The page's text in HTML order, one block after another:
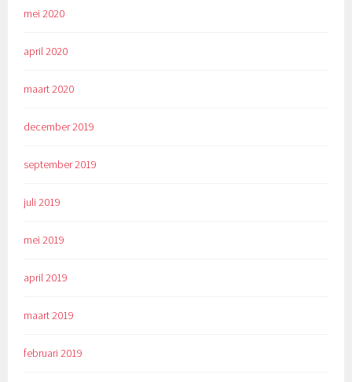
mei 2020
april 2020
maart 2020
december 2019
september 2019
juli 2019
mei 2019
april 2019
maart 2019
februari 2019